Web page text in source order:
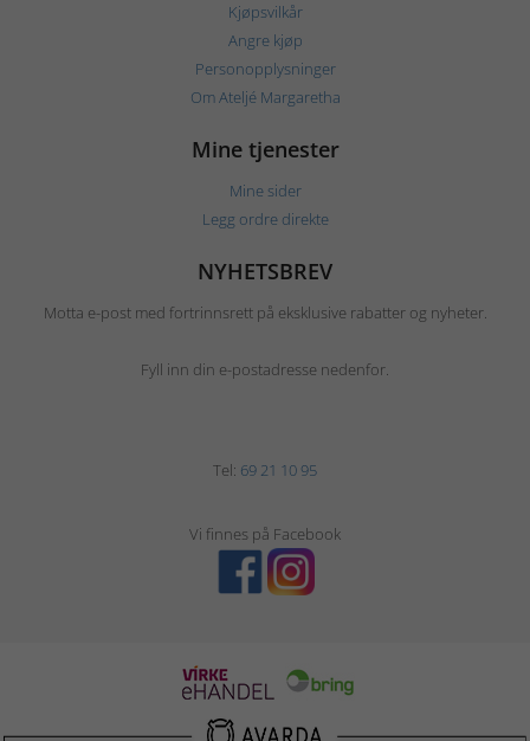
Kjøpsvilkår
Angre kjøp
Personopplysninger
Om Ateljé Margaretha
Mine tjenester
Mine sider
Legg ordre direkte
NYHETSBREV
Motta e-post med fortrinnsrett på eksklusive rabatter og nyheter.
Fyll inn din e-postadresse nedenfor.
Tel: 69 21 10 95
Vi finnes på Facebook